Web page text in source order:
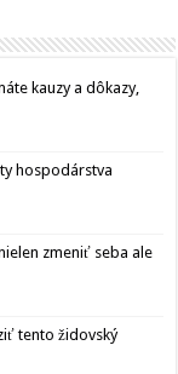
kauzy a dôkazy,
hospodárstva
zmeniť seba ale
tento židovský